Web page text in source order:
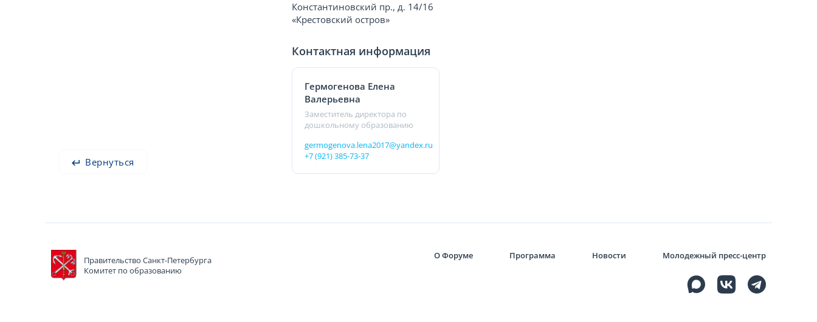
Вернуться
Константиновский пр., д. 14/16
«Крестовский остров»
Контактная информация
Гермогенова Елена
Валерьевна
Заместитель директора по
дошкольному образованию
germogenova.lena2017@yandex.ru
+7 (921) 385-73-37
Правительство Санкт-Петербурга
Комитет по образованию
О Форуме Программа Новости Молодежный пресс-центр